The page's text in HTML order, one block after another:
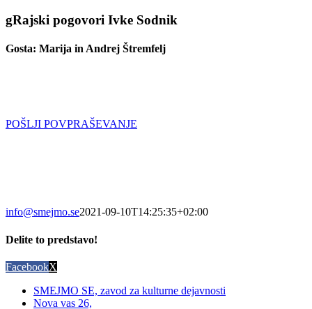
gRajski pogovori Ivke Sodnik
Gosta: Marija in Andrej Štremfelj
POŠLJI POVPRAŠEVANJE
info@smejmo.se2021-09-10T14:25:35+02:00
Delite to predstavo!
FacebookX
SMEJMO SE, zavod za kulturne dejavnosti
Nova vas 26,